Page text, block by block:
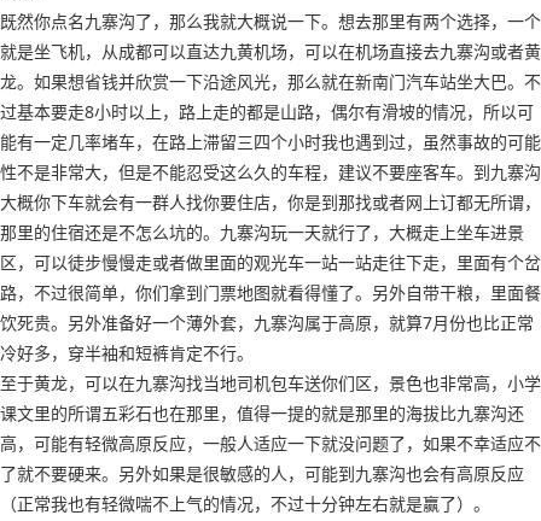
既然你点名九寨沟了，那么我就大概说一下。想去那里有两个选择，一个
就是坐飞机，从成都可以直达九黄机场，可以在机场直接去九寨沟或者黄
龙。如果想省钱并欣赏一下沿途风光，那么就在新南门汽车站坐大巴。不
过基本要走8小时以上，路上走的都是山路，偶尔有滑坡的情况，所以可
能有一定几率堵车，在路上滞留三四个小时我也遇到过，虽然事故的可能
性不是非常大，但是不能忍受这么久的车程，建议不要座客车。到九寨沟
大概你下车就会有一群人找你要住店，你是到那找或者网上订都无所谓，
那里的住宿还是不怎么坑的。九寨沟玩一天就行了，大概走上坐车进景
区，可以徒步慢慢走或者做里面的观光车一站一站走往下走，里面有个岔
路，不过很简单，你们拿到门票地图就看得懂了。另外自带干粮，里面餐
饮死贵。另外准备好一个薄外套，九寨沟属于高原，就算7月份也比正常
冷好多，穿半袖和短裤肯定不行。
至于黄龙，可以在九寨沟找当地司机包车送你们区，景色也非常高，小学
课文里的所谓五彩石也在那里，值得一提的就是那里的海拔比九寨沟还
高，可能有轻微高原反应，一般人适应一下就没问题了，如果不幸适应不
了就不要硬来。另外如果是很敏感的人，可能到九寨沟也会有高原反应
（正常我也有轻微喘不上气的情况，不过十分钟左右就是赢了）。